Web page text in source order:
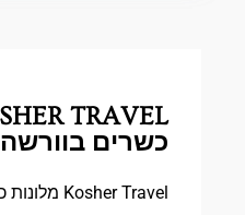
כשרים בוורשה
Kosher Travel מלונות כשרים בוורשה